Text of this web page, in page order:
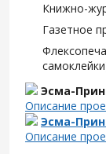
Книжно-
Газетное
Эсма-
Описание
Эсма-
Описание